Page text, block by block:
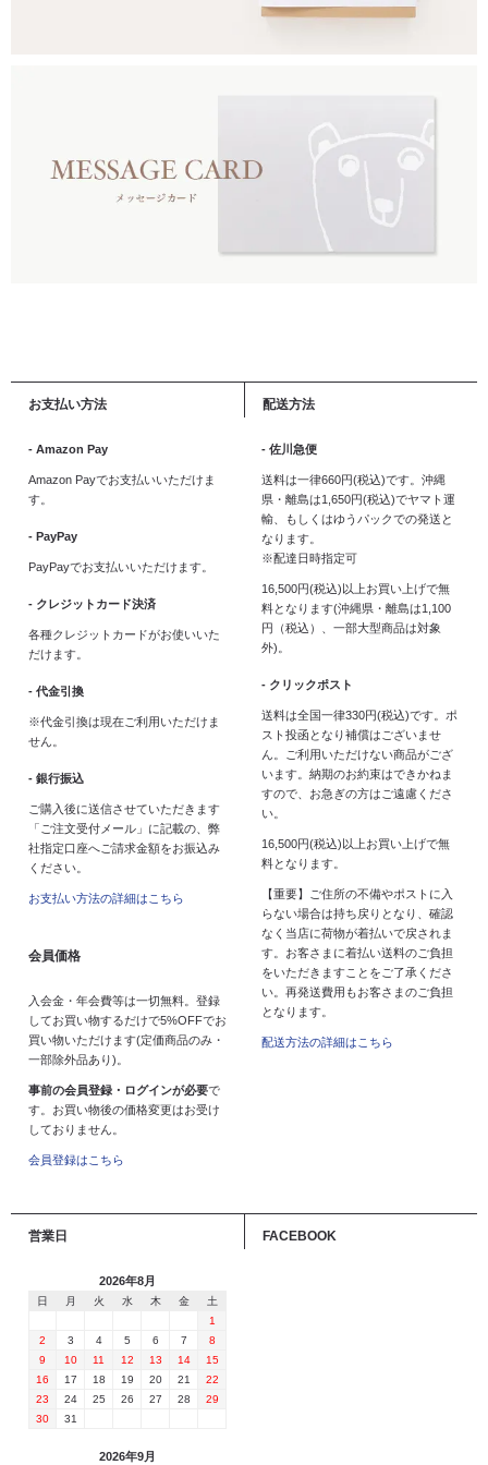
お支払い方法
- Amazon Pay
Amazon Payでお支払いいただけま
す。
- PayPay
PayPayでお支払いいただけます。
- クレジットカード決済
各種クレジットカードがお使いいた
だけます。
- 代金引換
※代金引換は現在ご利用いただけま
せん。
- 銀行振込
ご購入後に送信させていただきます
「ご注文受付メール」に記載の、弊
社指定口座へご請求金額をお振込み
ください。
お支払い方法の詳細はこちら
会員価格
入会金・年会費等は一切無料。登録
してお買い物するだけで5%OFFでお
買い物いただけます(定価商品のみ・
一部除外品あり)。
事前の会員登録・ログインが必要で
す。お買い物後の価格変更はお受け
しておりません。
会員登録はこちら
配送方法
- 佐川急便
送料は一律660円(税込)です。沖縄
県・離島は1,650円(税込)でヤマト運
輸、もしくはゆうパックでの発送と
なります。
※配達日時指定可
16,500円(税込)以上お買い上げで無
料となります(沖縄県・離島は1,100
円（税込）、一部大型商品は対象
外)。
- クリックポスト
送料は全国一律330円(税込)です。ポ
スト投函となり補償はございませ
ん。ご利用いただけない商品がござ
います。納期のお約束はできかねま
すので、お急ぎの方はご遠慮くださ
い。
16,500円(税込)以上お買い上げで無
料となります。
【重要】ご住所の不備やポストに入
らない場合は持ち戻りとなり、確認
なく当店に荷物が着払いで戻されま
す。お客さまに着払い送料のご負担
をいただきますことをご了承くださ
い。再発送費用もお客さまのご負担
となります。
配送方法の詳細はこちら
営業日
2026年8月
日 月 火 水 木 金
土
1
2
3 4 5 6 7
8
9
10 11 12 13 14
15
16
17 18 19 20 21
22
23
24 25 26 27 28
29
30
31
2026年9月
FACEBOOK